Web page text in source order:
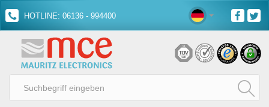
HOTLINE: 06136 - 994400